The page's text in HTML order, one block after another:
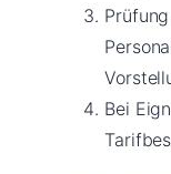
Bei